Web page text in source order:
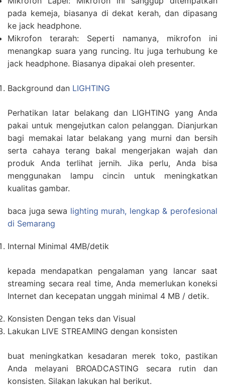
pada kemeja, biasanya di dekat kerah, dan dipasang
ke jack headphone.
Mikrofon terarah: Seperti namanya, mikrofon ini
menangkap suara yang runcing. Itu juga terhubung ke
jack headphone. Biasanya dipakai oleh presenter.
Background dan LIGHTING
Perhatikan latar belakang dan LIGHTING yang Anda
pakai untuk mengejutkan calon pelanggan. Dianjurkan
bagi memakai latar belakang yang murni dan bersih
serta cahaya terang bakal mengerjakan wajah dan
produk Anda terlihat jernih. Jika perlu, Anda bisa
menggunakan lampu cincin untuk meningkatkan
kualitas gambar.
baca juga sewa lighting murah, lengkap & perofesional
di Semarang
Internal Minimal 4MB/detik
kepada mendapatkan pengalaman yang lancar saat
streaming secara real time, Anda memerlukan koneksi
Internet dan kecepatan unggah minimal 4 MB / detik.
Konsisten Dengan teks dan Visual
Lakukan LIVE STREAMING dengan konsisten
buat meningkatkan kesadaran merek toko, pastikan
Anda melayani BROADCASTING secara rutin dan
konsisten. Silakan lakukan hal berikut.